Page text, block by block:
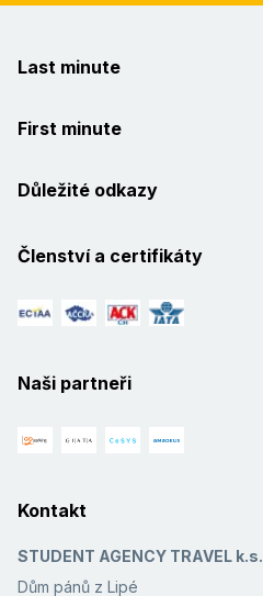
Last minute
First minute
Důležité odkazy
Členství a certifikáty
Naši partneři
Kontakt
STUDENT AGENCY TRAVEL k.s.
Dům pánů z Lipé